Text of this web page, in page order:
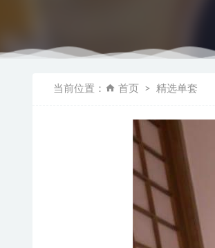
当前位置： 首页 精选单套